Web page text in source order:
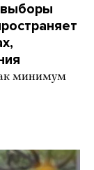
выборы
минимум